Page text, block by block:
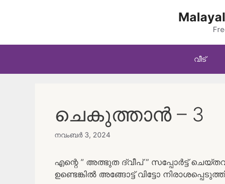
വീട്
ചെകുത്താൻ – 3
നവംബർ 3, 2024
എന്റെ ” അത്ഭുത ദ്വീപ് ” സപ്പോർട്ട്
ഉണ്ടെങ്കിൽ അങ്ങോട്ട് വിട്ടോ